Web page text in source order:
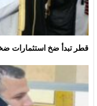
قطر تبدأ ضخ استثمارات